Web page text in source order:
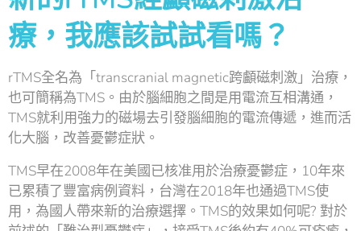
療，我應該試試看嗎？
rTMS全名為「transcranial magnetic跨顱磁刺激」治療，
也可簡稱為TMS。由於腦細胞之間是用電流互相溝通，
TMS就利用強力的磁場去引發腦細胞的電流傳遞，進而活
化大腦，改善憂鬱症狀。
TMS早在2008年在美國已核准用於治療憂鬱症，10年來
已累積了豐富病例資料，台灣在2018年也通過TMS使
用，為國人帶來新的治療選擇。TMS的效果如何呢? 對於